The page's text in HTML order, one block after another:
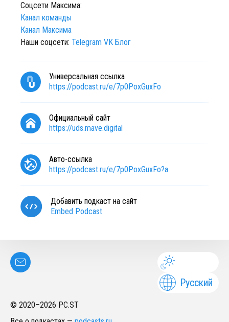
Соцсети Максима:
Канал команды
Канал Максима
Наши соцсети: Telegram VK Блог
Универсальная ссылка
https://podcast.ru/e/7p0PoxGuxFo
Официальный сайт
https://uds.mave.digital
Авто-ссылка
https://podcast.ru/e/7p0PoxGuxFo?a
Добавить подкаст на сайт
Embed Podcast
Русский
© 2020–2026 PC.ST